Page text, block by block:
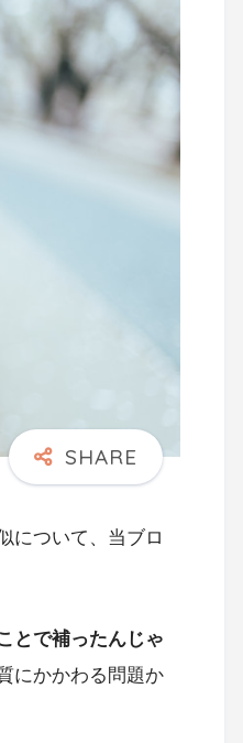
について、当ブロ
とで補ったんじゃ
にかかわる問題か